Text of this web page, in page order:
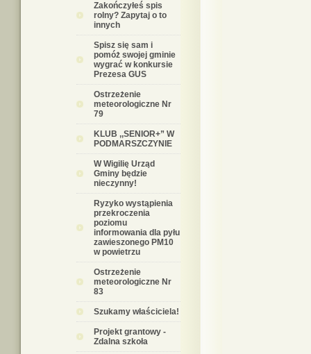
Zakończyłeś spis
rolny? Zapytaj o to
innych
Spisz się sam i
pomóż swojej gminie
wygrać w konkursie
Prezesa GUS
Ostrzeżenie
meteorologiczne Nr
79
KLUB ,,SENIOR+” W
PODMARSZCZYNIE
W Wigilię Urząd
Gminy będzie
nieczynny!
Ryzyko wystąpienia
przekroczenia
poziomu
informowania dla pyłu
zawieszonego PM10
w powietrzu
Ostrzeżenie
meteorologiczne Nr
83
Szukamy właściciela!
Projekt grantowy -
Zdalna szkoła